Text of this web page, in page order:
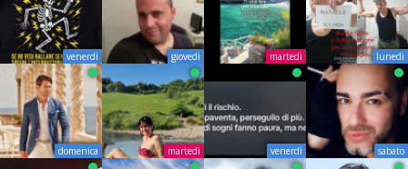
venerdì giovedì martedì lunedì
domenica martedì venerdì sabato